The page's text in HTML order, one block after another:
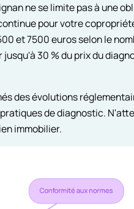
ne se limite pas à une
pour votre
et 7500 euros selon le
30 % du prix du
des évolutions
de diagnostic.
immobilier.